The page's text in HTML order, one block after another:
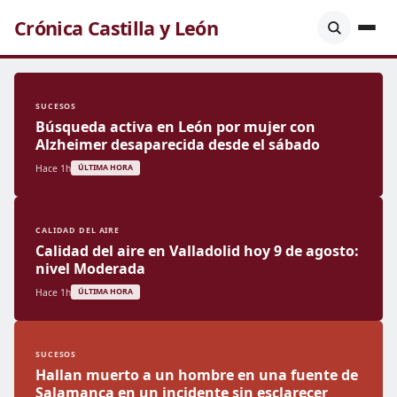
Crónica Castilla y León
SUCESOS
Búsqueda activa en León por mujer con
Alzheimer desaparecida desde el sábado
Hace 1h ÚLTIMA HORA
CALIDAD DEL AIRE
Calidad del aire en Valladolid hoy 9 de agosto:
nivel Moderada
Hace 1h ÚLTIMA HORA
SUCESOS
Hallan muerto a un hombre en una fuente de
Salamanca en un incidente sin esclarecer